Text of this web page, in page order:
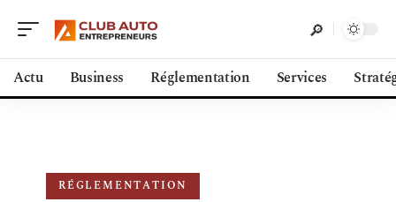
Actu Business Réglementation Services
RÉGLEMENTATION